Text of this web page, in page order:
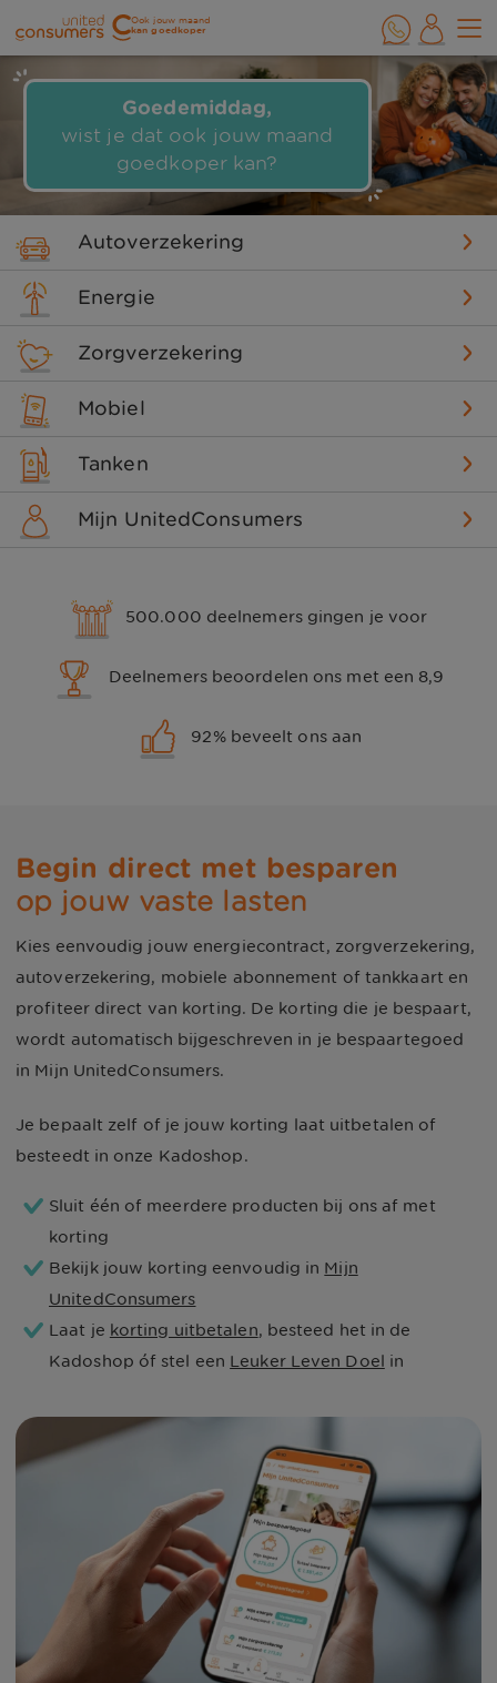
Ook jouw maand
kan goedkoper
Goedemiddag,
wist je dat ook jouw maand
goedkoper kan?
Autoverzekering
Energie
Zorgverzekering
Mobiel
Tanken
Mijn UnitedConsumers
500.000 deelnemers gingen je voor
Deelnemers beoordelen ons met een 8,9
92% beveelt ons aan
Begin direct met besparen
op jouw vaste lasten
Kies eenvoudig jouw energiecontract, zorgverzekering,
autoverzekering, mobiele abonnement of tankkaart en
profiteer direct van korting. De korting die je bespaart,
wordt automatisch bijgeschreven in je bespaartegoed
in Mijn UnitedConsumers.
Je bepaalt zelf of je jouw korting laat uitbetalen of
besteedt in onze Kadoshop.
Sluit één of meerdere producten bij ons af met
korting
Bekijk jouw korting eenvoudig in Mijn
UnitedConsumers
Laat je korting uitbetalen, besteed het in de
Kadoshop óf stel een Leuker Leven Doel in